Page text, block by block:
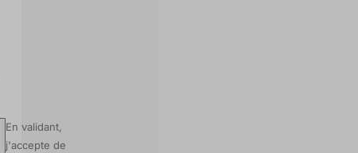
En validant,
j'accepte de